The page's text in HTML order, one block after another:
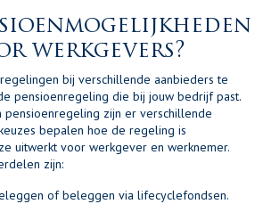
werkgevers?
bij verschillende aanbieders te
pensioenregeling die bij jouw bedrijf past.
pensioenregeling zijn er verschillende
bepalen hoe de regeling is
uitwerkt voor werkgever en werknemer.
zijn:
of beleggen via lifecyclefondsen.